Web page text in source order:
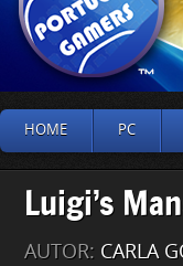
HOME PC
Luigi’s
AUTOR: CARLA